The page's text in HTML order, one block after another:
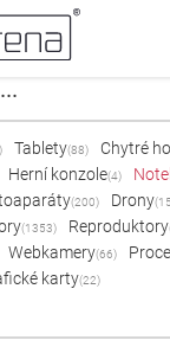
Tablety(88) Chytré
Herní konzole(4)
(200) Drony
(1353) Reproduktory
Webkamery(66)
karty(22)